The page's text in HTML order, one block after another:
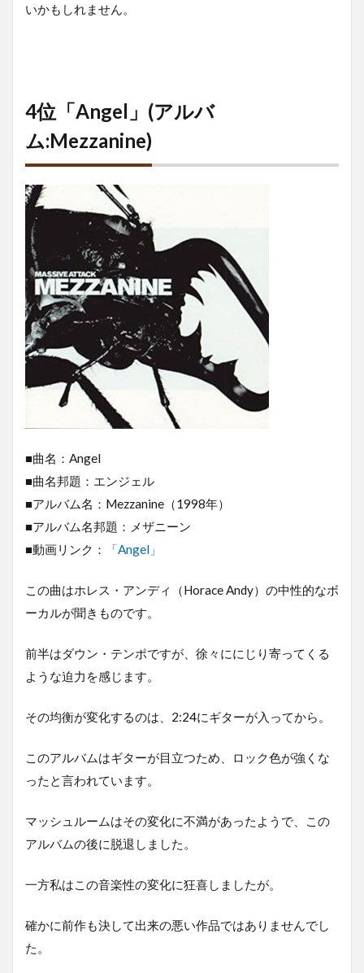
いかもしれません。
4位「Angel」(アルバ
ム:Mezzanine)
■曲名：Angel
■曲名邦題：エンジェル
■アルバム名：Mezzanine（1998年）
■アルバム名邦題：メザニーン
■動画リンク：
「Angel」
この曲はホレス・アンディ（Horace Andy）の中性的なボ
ーカルが聞きものです。
前半はダウン・テンポですが、徐々ににじり寄ってくる
ような迫力を感じます。
その均衡が変化するのは、2:24にギターが入ってから。
このアルバムはギターが目立つため、ロック色が強くな
ったと言われています。
マッシュルームはその変化に不満があったようで、この
アルバムの後に脱退しました。
一方私はこの音楽性の変化に狂喜しましたが。
確かに前作も決して出来の悪い作品ではありませんでし
た。